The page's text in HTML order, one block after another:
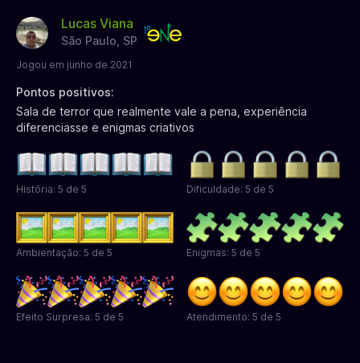
Lucas Viana
São Paulo, SP
Jogou em junho de 2021
Pontos positivos:
Sala de terror que realmente vale a pena, experiência
diferenciasse e enigmas criativos
História: 5 de 5 Dificuldade: 5 de 5
Ambientação: 5 de 5 Enigmas: 5 de 5
Efeito Surpresa: 5 de 5 Atendimento: 5 de 5